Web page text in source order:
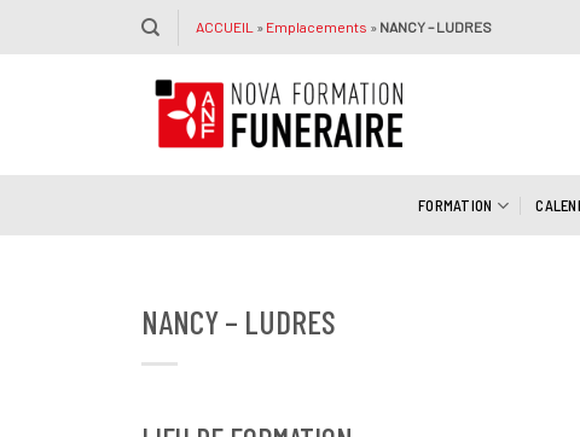
ACCUEIL » Emplacements » NANCY – LUDRES
FORMATION
NANCY – LUDRES